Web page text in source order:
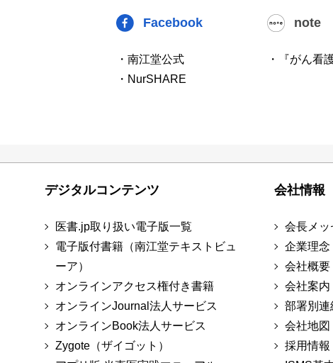
Facebook
・南江堂公式
・NurSHARE
note
・『がん看
デジタルコンテンツ
医書.jp取り扱い電子版一覧
電子版付書籍（南江堂テキストビュ
ーア）
オンラインアクセス権付き書籍
オンラインJournal法人サービス
オンラインBook法人サービス
Zygote（ザイゴット）
会社情報
会長メッ
企業理念
会社概要
会社案内
部署別連
会社地図
採用情報